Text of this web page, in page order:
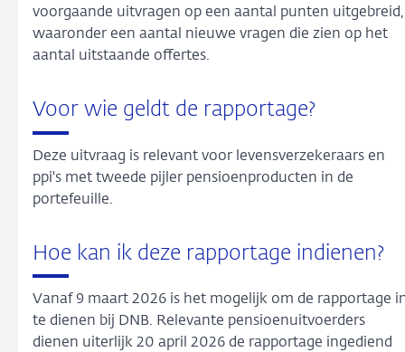
voorgaande uitvragen op een aantal punten uitgebreid,
waaronder een aantal nieuwe vragen die zien op het
aantal uitstaande offertes.
Voor wie geldt de rapportage?
Deze uitvraag is relevant voor levensverzekeraars en
ppi's met tweede pijler pensioenproducten in de
portefeuille.
Hoe kan ik deze rapportage indienen?
Vanaf 9 maart 2026 is het mogelijk om de rapportage
te dienen bij DNB. Relevante pensioenuitvoerders
dienen uiterlijk 20 april 2026 de rapportage ingediend